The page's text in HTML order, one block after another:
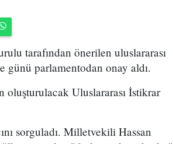
tarafından önerilen uluslararası
günü parlamentodan onay aldı.
oluşturulacak Uluslararası İstikrar
sorguladı. Milletvekili Hassan